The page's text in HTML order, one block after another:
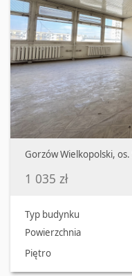
Gorzów Wielkopolski, os.
1 035 zł
Typ budynku
Powierzchnia
Piętro